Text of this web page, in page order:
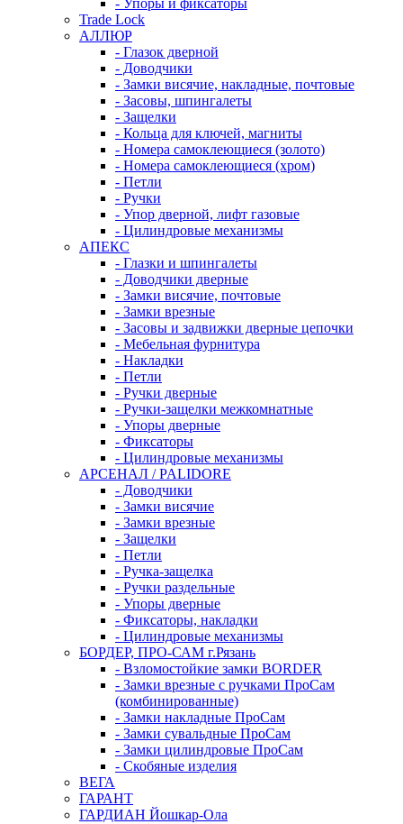
- Упоры и фиксаторы
Trade Lock
АЛЛЮР
- Глазок дверной
- Доводчики
- Замки висячие, накладные, почтовые
- Засовы, шпингалеты
- Защелки
- Кольца для ключей, магниты
- Номера самоклеющиеся (золото)
- Номера самоклеющиеся (хром)
- Петли
- Ручки
- Упор дверной, лифт газовые
- Цилиндровые механизмы
АПЕКС
- Глазки и шпингалеты
- Доводчики дверные
- Замки висячие, почтовые
- Замки врезные
- Засовы и задвижки дверные цепочки
- Мебельная фурнитура
- Накладки
- Петли
- Ручки дверные
- Ручки-защелки межкомнатные
- Упоры дверные
- Фиксаторы
- Цилиндровые механизмы
АРСЕНАЛ / PALIDORE
- Доводчики
- Замки висячие
- Замки врезные
- Защелки
- Петли
- Ручка-защелка
- Ручки раздельные
- Упоры дверные
- Фиксаторы, накладки
- Цилиндровые механизмы
БОРДЕР, ПРО-САМ г.Рязань
- Взломостойкие замки BORDER
- Замки врезные с ручками ПроСам
(комбинированные)
- Замки накладные ПроСам
- Замки сувальдные ПроСам
- Замки цилиндровые ПроСам
- Скобяные изделия
ВЕГА
ГАРАНТ
ГАРДИАН Йошкар-Ола